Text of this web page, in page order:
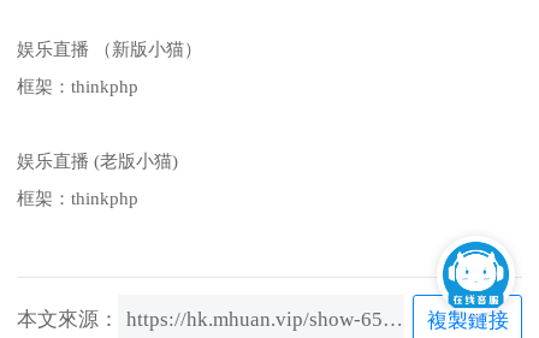
娱乐直播 （新版小猫）
框架：thinkphp
娱乐直播 (老版小猫)
框架：thinkphp
本文來源： https://hk.mhuan.vip/show-65.html 複製鏈接